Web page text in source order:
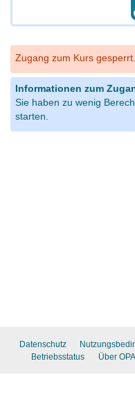
Zugang zum Kurs
Informationen zum
Sie haben zu wenig
starten.
Datenschutz
Betriebsstatus
Über